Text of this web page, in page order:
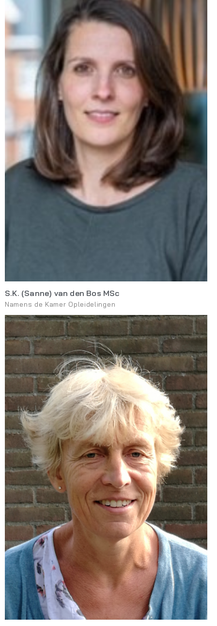
S.K. (Sanne) van den Bos MSc
Namens de Kamer Opleidelingen